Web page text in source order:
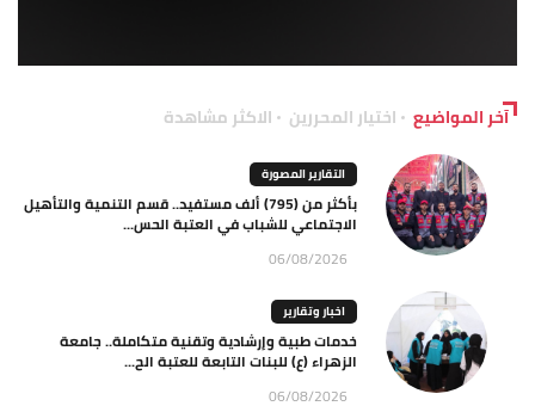
آخر المواضيع اختيار المحررين الاكثر مشاهدة
التقارير المصورة
بأكثر من (795) ألف مستفيد.. قسم التنمية والتأهيل
الاجتماعي للشباب في العتبة الحس...
06/08/2026
اخبار وتقارير
خدمات طبية وإرشادية وتقنية متكاملة.. جامعة
الزهراء (ع) للبنات التابعة للعتبة الح...
06/08/2026